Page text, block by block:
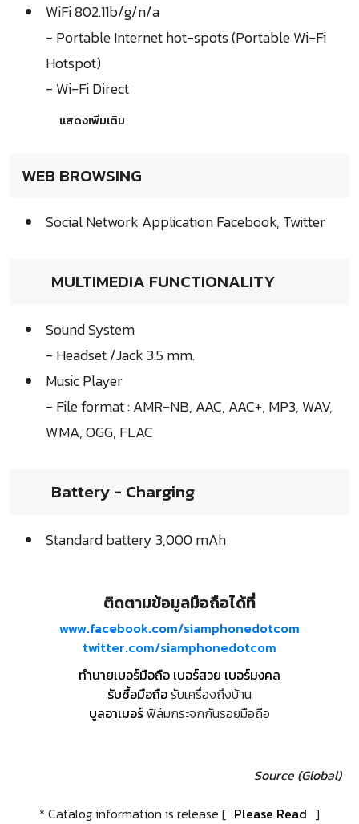
WiFi 802.11b/g/n/a
- Portable Internet hot-spots (Portable Wi-Fi
Hotspot)
- Wi-Fi Direct
แสดงเพิ่มเติม
WEB BROWSING
Social Network Application Facebook, Twitter
MULTIMEDIA FUNCTIONALITY
Sound System
- Headset /Jack 3.5 mm.
Music Player
- File format : AMR-NB, AAC, AAC+, MP3, WAV,
WMA, OGG, FLAC
Battery - Charging
Standard battery 3,000 mAh
ติดตามข้อมูลมือถือได้ที่
www.facebook.com/siamphonedotcom
twitter.com/siamphonedotcom
ทำนายเบอร์มือถือ เบอร์สวย เบอร์มงคล
รับซื้อมือถือรับเครื่องถึงบ้าน
บูลอาเมอร์ฟิล์มกระจกกันรอยมือถือ
Source (Global)
* Catalog information is release [ Please Read ]